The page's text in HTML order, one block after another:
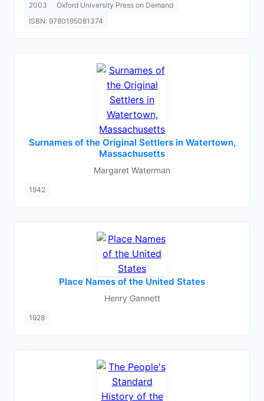
2003
Oxford University Press on Demand
ISBN: 9780195081374
Surnames of the Original Settlers in Watertown,
Massachusetts
Margaret Waterman
1942
Place Names of the United States
Henry Gannett
1928